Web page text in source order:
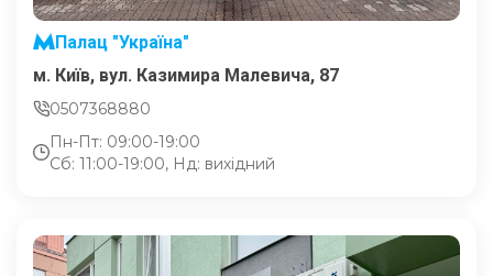
Палац "Україна"
м. Київ, вул. Казимира Малевича, 87
0507368880
Пн-Пт: 09:00-19:00
Сб: 11:00-19:00, Нд: вихідний